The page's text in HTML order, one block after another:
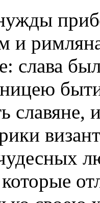
и
слава